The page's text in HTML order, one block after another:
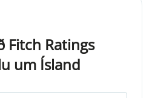
Ratings
um Ísland